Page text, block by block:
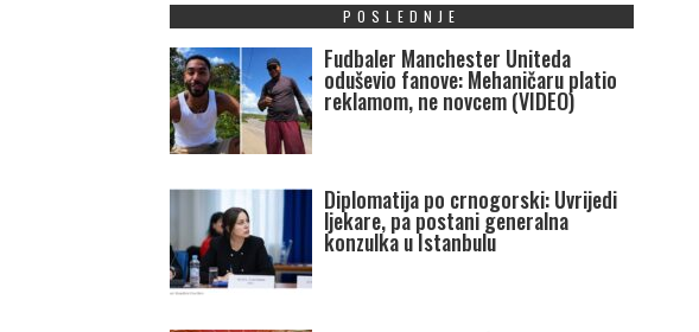
POSLEDNJE
Fudbaler Manchester Uniteda
oduševio fanove: Mehaničaru platio
reklamom, ne novcem (VIDEO)
Diplomatija po crnogorski: Uvrijedi
ljekare, pa postani generalna
konzulka u Istanbulu